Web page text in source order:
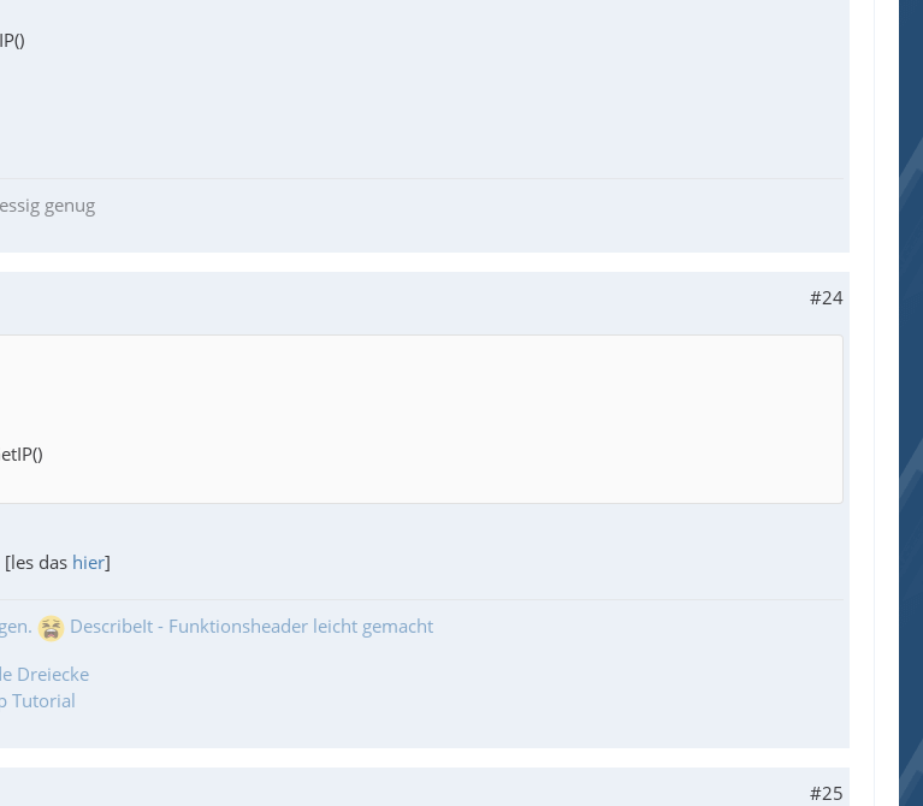
genug
#24
das hier]
DescribeIt - Funktionsheader leicht gemacht
Dreiecke
Tutorial
#25